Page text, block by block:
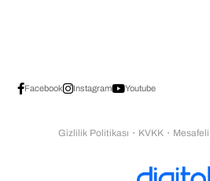
Facebook Instagram Youtube
Gizlilik Politikası ・ KVKK ・